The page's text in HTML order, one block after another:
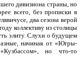
дивизиона страны, но
всего, без прописки в
два сезона верой
коллективу из столицы
элиту. Слухи о будущем
начиная от «Югры-
но что-то